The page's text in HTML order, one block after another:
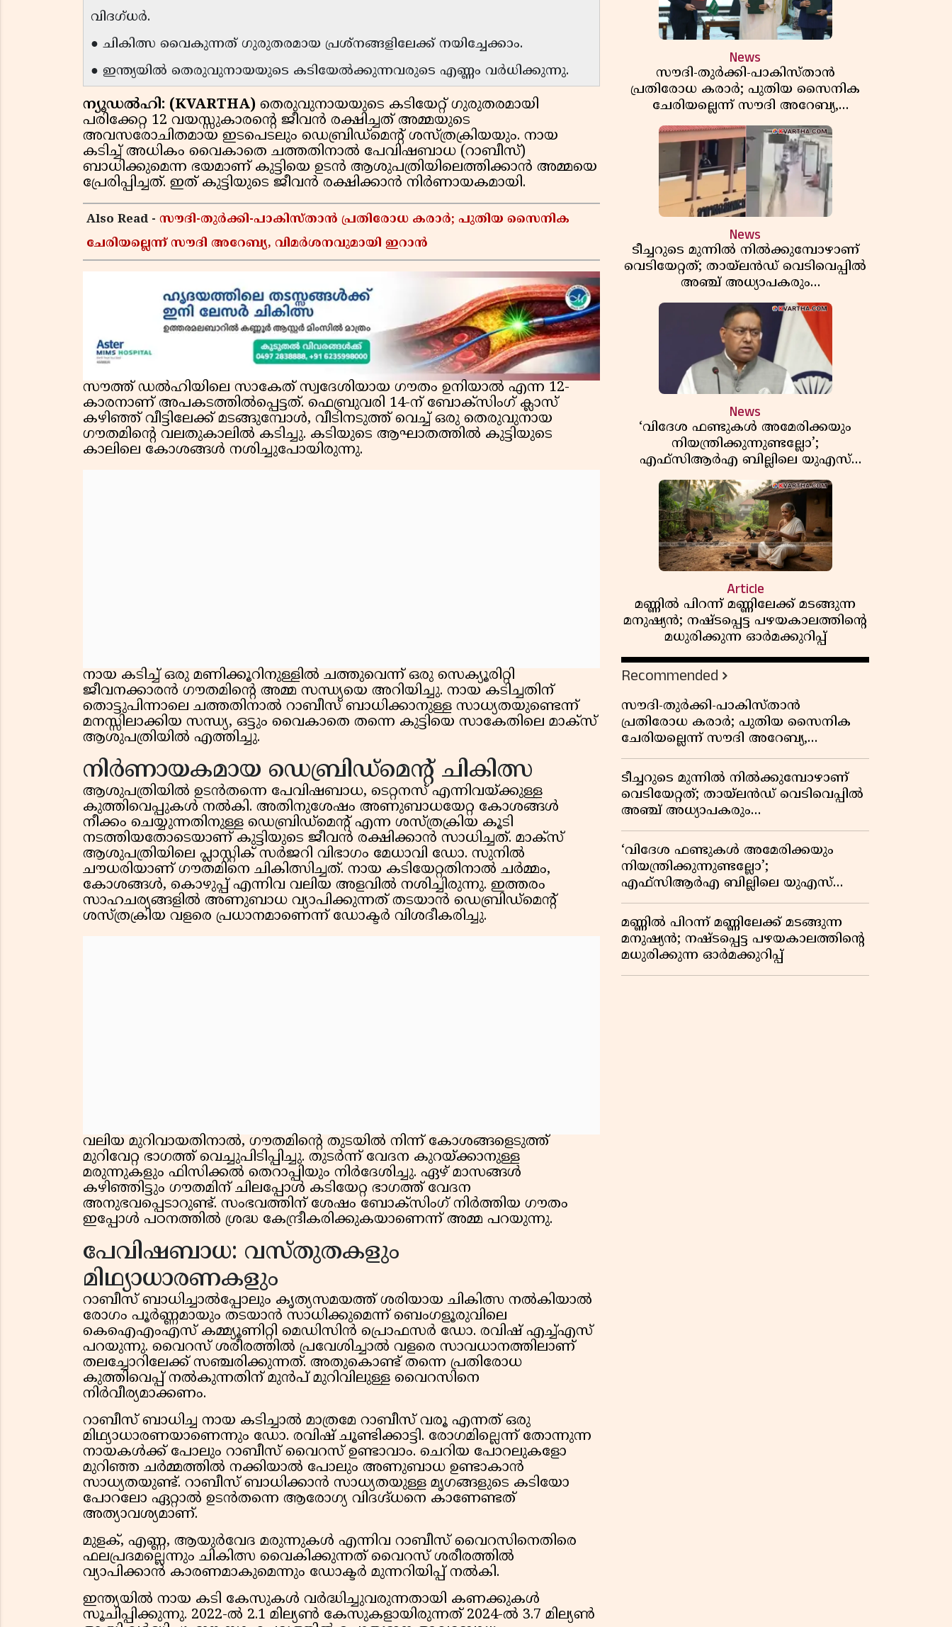
വിദഗ്ധർ.
● ചികിത്സ വൈകുന്നത് ഗുരുതരമായ പ്രശ്നങ്ങളിലേക്ക് നയിച്ചേക്കാം.
● ഇന്ത്യയിൽ തെരുവുനായയുടെ കടിയേൽക്കുന്നവരുടെ എണ്ണം വർധിക്കുന്നു.
ന്യൂഡൽഹി: (KVARTHA) തെരുവുനായയുടെ കടിയേറ്റ് ഗുരുതരമായി
പരിക്കേറ്റ 12 വയസ്സുകാരൻ്റെ ജീവൻ രക്ഷിച്ചത് അമ്മയുടെ
അവസരോചിതമായ ഇടപെടലും ഡെബ്രിഡ്‌മെൻ്റ് ശസ്ത്രക്രിയയും. നായ
കടിച്ച് അധികം വൈകാതെ ചത്തതിനാൽ പേവിഷബാധ (റാബീസ്)
ബാധിക്കുമെന്ന ഭയമാണ് കുട്ടിയെ ഉടൻ ആശുപത്രിയിലെത്തിക്കാൻ അമ്മയെ
പ്രേരിപ്പിച്ചത്. ഇത് കുട്ടിയുടെ ജീവൻ രക്ഷിക്കാൻ നിർണായകമായി.
Also Read - സൗദി-തുർക്കി-പാകിസ്താൻ പ്രതിരോധ കരാർ; പുതിയ സൈനിക
ചേരിയല്ലെന്ന് സൗദി അറേബ്യ, വിമർശനവുമായി ഇറാൻ
സൗത്ത് ഡൽഹിയിലെ സാകേത് സ്വദേശിയായ ഗൗതം ഉനിയാൽ എന്ന 12-
കാരനാണ് അപകടത്തിൽപ്പെട്ടത്. ഫെബ്രുവരി 14-ന് ബോക്സിംഗ് ക്ലാസ്
കഴിഞ്ഞ് വീട്ടിലേക്ക് മടങ്ങുമ്പോൾ, വീടിനടുത്ത് വെച്ച് ഒരു തെരുവുനായ
ഗൗതമിൻ്റെ വലതുകാലിൽ കടിച്ചു. കടിയുടെ ആഘാതത്തിൽ കുട്ടിയുടെ
കാലിലെ കോശങ്ങൾ നശിച്ചുപോയിരുന്നു.
നായ കടിച്ച് ഒരു മണിക്കൂറിനുള്ളിൽ ചത്തുവെന്ന് ഒരു സെക്യൂരിറ്റി
ജീവനക്കാരൻ ഗൗതമിൻ്റെ അമ്മ സന്ധ്യയെ അറിയിച്ചു. നായ കടിച്ചതിന്
തൊട്ടുപിന്നാലെ ചത്തതിനാൽ റാബീസ് ബാധിക്കാനുള്ള സാധ്യതയുണ്ടെന്ന്
മനസ്സിലാക്കിയ സന്ധ്യ, ഒട്ടും വൈകാതെ തന്നെ കുട്ടിയെ സാകേതിലെ മാക്സ്
ആശുപത്രിയിൽ എത്തിച്ചു.
നിർണായകമായ ഡെബ്രിഡ്‌മെൻ്റ് ചികിത്സ
ആശുപത്രിയിൽ ഉടൻതന്നെ പേവിഷബാധ, ടെറ്റനസ് എന്നിവയ്ക്കുള്ള
കുത്തിവെപ്പുകൾ നൽകി. അതിനുശേഷം അണുബാധയേറ്റ കോശങ്ങൾ
നീക്കം ചെയ്യുന്നതിനുള്ള ഡെബ്രിഡ്‌മെൻ്റ് എന്ന ശസ്ത്രക്രിയ കൂടി
നടത്തിയതോടെയാണ് കുട്ടിയുടെ ജീവൻ രക്ഷിക്കാൻ സാധിച്ചത്. മാക്സ്
ആശുപത്രിയിലെ പ്ലാസ്റ്റിക് സർജറി വിഭാഗം മേധാവി ഡോ. സുനിൽ
ചൗധരിയാണ് ഗൗതമിനെ ചികിത്സിച്ചത്. നായ കടിയേറ്റതിനാൽ ചർമ്മം,
കോശങ്ങൾ, കൊഴുപ്പ് എന്നിവ വലിയ അളവിൽ നശിച്ചിരുന്നു. ഇത്തരം
സാഹചര്യങ്ങളിൽ അണുബാധ വ്യാപിക്കുന്നത് തടയാൻ ഡെബ്രിഡ്‌മെൻ്റ്
ശസ്ത്രക്രിയ വളരെ പ്രധാനമാണെന്ന് ഡോക്ടർ വിശദീകരിച്ചു.
വലിയ മുറിവായതിനാൽ, ഗൗതമിൻ്റെ തുടയിൽ നിന്ന് കോശങ്ങളെടുത്ത്
മുറിവേറ്റ ഭാഗത്ത് വെച്ചുപിടിപ്പിച്ചു. തുടർന്ന് വേദന കുറയ്ക്കാനുള്ള
മരുന്നുകളും ഫിസിക്കൽ തെറാപ്പിയും നിർദേശിച്ചു. ഏഴ് മാസങ്ങൾ
കഴിഞ്ഞിട്ടും ഗൗതമിന് ചിലപ്പോൾ കടിയേറ്റ ഭാഗത്ത് വേദന
അനുഭവപ്പെടാറുണ്ട്. സംഭവത്തിന് ശേഷം ബോക്സിംഗ് നിർത്തിയ ഗൗതം
ഇപ്പോൾ പഠനത്തിൽ ശ്രദ്ധ കേന്ദ്രീകരിക്കുകയാണെന്ന് അമ്മ പറയുന്നു.
പേവിഷബാധ: വസ്തുതകളും
മിഥ്യാധാരണകളും
റാബീസ് ബാധിച്ചാൽപ്പോലും കൃത്യസമയത്ത് ശരിയായ ചികിത്സ നൽകിയാൽ
രോഗം പൂർണ്ണമായും തടയാൻ സാധിക്കുമെന്ന് ബെംഗളൂരുവിലെ
കെഐഎംഎസ് കമ്മ്യൂണിറ്റി മെഡിസിൻ പ്രൊഫസർ ഡോ. രവിഷ് എച്ച്എസ്
പറയുന്നു. വൈറസ് ശരീരത്തിൽ പ്രവേശിച്ചാൽ വളരെ സാവധാനത്തിലാണ്
തലച്ചോറിലേക്ക് സഞ്ചരിക്കുന്നത്. അതുകൊണ്ട് തന്നെ പ്രതിരോധ
കുത്തിവെപ്പ് നൽകുന്നതിന് മുൻപ് മുറിവിലുള്ള വൈറസിനെ
നിർവീര്യമാക്കണം.
റാബീസ് ബാധിച്ച നായ കടിച്ചാൽ മാത്രമേ റാബീസ് വരൂ എന്നത് ഒരു
മിഥ്യാധാരണയാണെന്നും ഡോ. രവിഷ് ചൂണ്ടിക്കാട്ടി. രോഗമില്ലെന്ന് തോന്നുന്ന
നായകൾക്ക് പോലും റാബീസ് വൈറസ് ഉണ്ടാവാം. ചെറിയ പോറലുകളോ
മുറിഞ്ഞ ചർമ്മത്തിൽ നക്കിയാൽ പോലും അണുബാധ ഉണ്ടാകാൻ
സാധ്യതയുണ്ട്. റാബീസ് ബാധിക്കാൻ സാധ്യതയുള്ള മൃഗങ്ങളുടെ കടിയോ
പോറലോ ഏറ്റാൽ ഉടൻതന്നെ ആരോഗ്യ വിദഗ്ദ്ധനെ കാണേണ്ടത്
അത്യാവശ്യമാണ്.
മുളക്, എണ്ണ, ആയുർവേദ മരുന്നുകൾ എന്നിവ റാബീസ് വൈറസിനെതിരെ
ഫലപ്രദമല്ലെന്നും ചികിത്സ വൈകിക്കുന്നത് വൈറസ് ശരീരത്തിൽ
വ്യാപിക്കാൻ കാരണമാകുമെന്നും ഡോക്ടർ മുന്നറിയിപ്പ് നൽകി.
ഇന്ത്യയിൽ നായ കടി കേസുകൾ വർദ്ധിച്ചുവരുന്നതായി കണക്കുകൾ
സൂചിപ്പിക്കുന്നു. 2022-ൽ 2.1 മില്യൺ കേസുകളായിരുന്നത് 2024-ൽ 3.7 മില്യൺ
News
സൗദി-തുർക്കി-പാകിസ്താൻ
പ്രതിരോധ കരാർ; പുതിയ സൈനിക
ചേരിയല്ലെന്ന് സൗദി അറേബ്യ,
വിമർശനവുമായി ഇറാൻ
News
ടീച്ചറുടെ മുന്നിൽ നിൽക്കുമ്പോഴാണ്
വെടിയേറ്റത്; തായ്‌ലൻഡ് വെടിവെപ്പിൽ
അഞ്ച് അധ്യാപകരും
മുത്തശ്ശീമുത്തശ്ശന്മാരും കൊല്ലപ്പെട്ടു,
മരണസംഖ്യ 7; ഞെട്ടിക്കുന്ന
വെളിപ്പെടുത്തലുകൾ
News
‘വിദേശ ഫണ്ടുകൾ അമേരിക്കയും
നിയന്ത്രിക്കുന്നുണ്ടല്ലോ’;
എഫ്സിആർഎ ബില്ലിലെ യുഎസ്
വിമർശനങ്ങൾക്ക് മറുപടിയുമായി ഇന്ത്യ
Article
മണ്ണിൽ പിറന്ന് മണ്ണിലേക്ക് മടങ്ങുന്ന
മനുഷ്യൻ; നഷ്ടപ്പെട്ട പഴയകാലത്തിൻ്റെ
മധുരിക്കുന്ന ഓർമക്കുറിപ്പ്
Recommended
സൗദി-തുർക്കി-പാകിസ്താൻ
പ്രതിരോധ കരാർ; പുതിയ സൈനിക
ചേരിയല്ലെന്ന് സൗദി അറേബ്യ,
വിമർശനവുമായി ഇറാൻ
ടീച്ചറുടെ മുന്നിൽ നിൽക്കുമ്പോഴാണ്
വെടിയേറ്റത്; തായ്‌ലൻഡ് വെടിവെപ്പിൽ
അഞ്ച് അധ്യാപകരും
മുത്തശ്ശീമുത്തശ്ശന്മാരും കൊല്ലപ്പെട്ടു,
മരണസംഖ്യ 7; ഞെട്ടിക്കുന്ന
വെളിപ്പെടുത്തലുകൾ
‘വിദേശ ഫണ്ടുകൾ അമേരിക്കയും
നിയന്ത്രിക്കുന്നുണ്ടല്ലോ’;
എഫ്സിആർഎ ബില്ലിലെ യുഎസ്
വിമർശനങ്ങൾക്ക് മറുപടിയുമായി ഇന്ത്യ
മണ്ണിൽ പിറന്ന് മണ്ണിലേക്ക് മടങ്ങുന്ന
മനുഷ്യൻ; നഷ്ടപ്പെട്ട പഴയകാലത്തിൻ്റെ
മധുരിക്കുന്ന ഓർമക്കുറിപ്പ്